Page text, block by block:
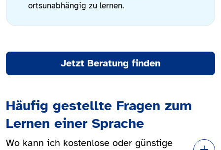
ortsunabhängig zu lernen.
Jetzt Beratung finden
Häufig gestellte Fragen zum
Lernen einer Sprache
Wo kann ich kostenlose oder günstige